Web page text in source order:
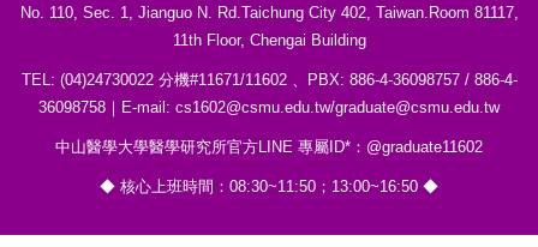
No. 110, Sec. 1, Jianguo N. Rd.Taichung City 402, Taiwan.Room 81117,
11th Floor, Chengai Building
TEL: (04)24730022 分機#11671/11602 、PBX: 886-4-36098757 / 886-4-
36098758｜E-mail: cs1602@csmu.edu.tw/graduate@csmu.edu.tw
中山醫學大學醫學研究所官方LINE 專屬ID*：@graduate11602
◆ 核心上班時間：08:30~11:50；13:00~16:50 ◆